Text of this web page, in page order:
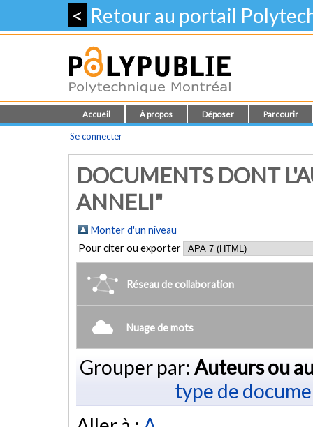
< Retour au portail
Accueil À propos Déposer Parcourir
Se connecter
DOCUMENTS DONT
ANNELI"
Monter d'un niveau
Pour citer ou exporter
Réseau de collaboration
Nuage de mots
Grouper par: Auteurs ou
type de